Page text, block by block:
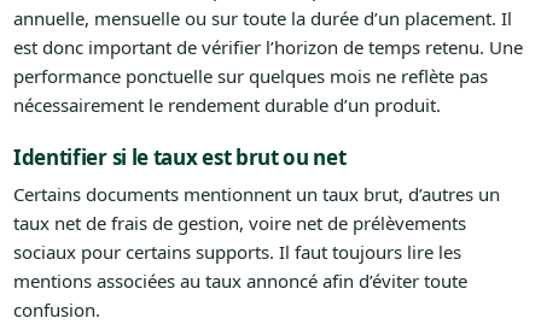
annuelle, mensuelle ou sur toute la durée d’un placement. Il
est donc important de vérifier l’horizon de temps retenu. Une
performance ponctuelle sur quelques mois ne reflète pas
nécessairement le rendement durable d’un produit.
Identifier si le taux est brut ou net
Certains documents mentionnent un taux brut, d’autres un
taux net de frais de gestion, voire net de prélèvements
sociaux pour certains supports. Il faut toujours lire les
mentions associées au taux annoncé afin d’éviter toute
confusion.